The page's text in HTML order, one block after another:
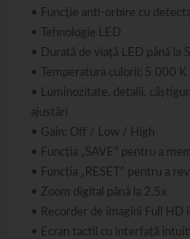
• Funcție anti-orbire cu
• Tehnologie LED
• Durată de viață LED până la
• Temperatura culorii: 5 000 K
• Luminozitate, detalii,
ajustări
• Gain: Off / Low / High
• Funcția „SAVE” pentru a
• Funcția „RESET” pentru a
• Zoom digital până la 2.5x
• Recorder de imagini Full HD
• Ecran tactil cu interfață